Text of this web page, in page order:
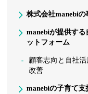
株式会社manebiの
manebiが提供す
ットフォーム
顧客志向と自社
改善
manebiの子育て